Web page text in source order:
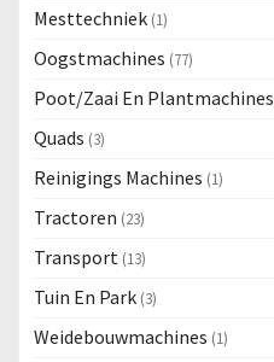
Mesttechniek (1)
Oogstmachines (77)
Poot/Zaai En Plantmachines
Quads (3)
Reinigings Machines (1)
Tractoren (23)
Transport (13)
Tuin En Park (3)
Weidebouwmachines (1)